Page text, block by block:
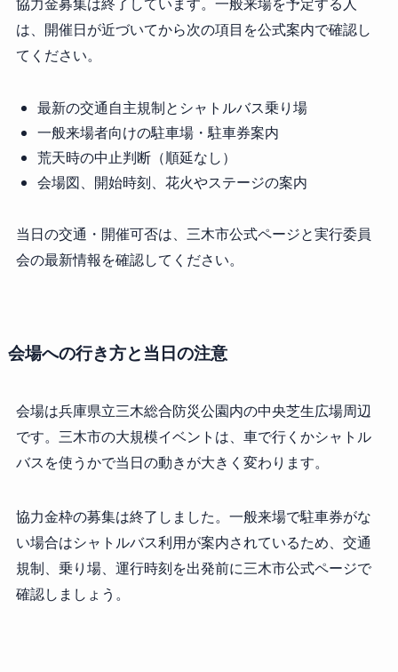
は、開催日が近づいてから次の項目を公式案内で確認し
てください。
最新の交通自主規制とシャトルバス乗り場
一般来場者向けの駐車場・駐車券案内
荒天時の中止判断（順延なし）
会場図、開始時刻、花火やステージの案内
当日の交通・開催可否は、三木市公式ページと実行委員
会の最新情報を確認してください。
会場への行き方と当日の注意
会場は兵庫県立三木総合防災公園内の中央芝生広場周辺
です。三木市の大規模イベントは、車で行くかシャトル
バスを使うかで当日の動きが大きく変わります。
協力金枠の募集は終了しました。一般来場で駐車券がな
い場合はシャトルバス利用が案内されているため、交通
規制、乗り場、運行時刻を出発前に三木市公式ページで
確認しましょう。